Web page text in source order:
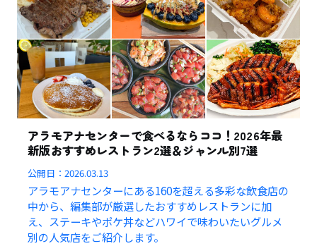
アラモアナセンターで食べるならココ！2026年最
新版おすすめレストラン2選＆ジャンル別7選
公開日：2026.03.13
アラモアナセンターにある160を超える多彩な飲食店の
中から、編集部が厳選したおすすめレストランに加
え、ステーキやポケ丼などハワイで味わいたいグルメ
別の人気店をご紹介します。